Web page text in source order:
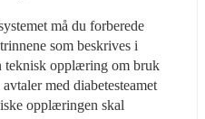
må du forberede
som beskrives i
teknisk opplæring om bruk
med diabetesteamet
opplæringen skal